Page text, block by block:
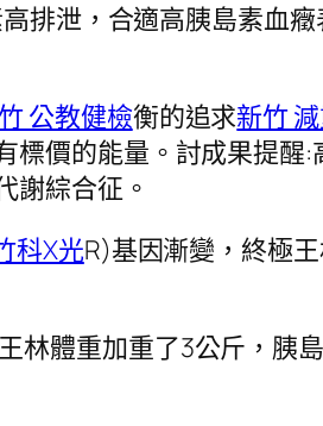
排泄，合適高胰島素血癥
公教健檢衡的追求新竹
價的能量。討成果提醒:
謝綜合征。
科X光R)基因漸變，終極
林體重加重了3公斤，胰